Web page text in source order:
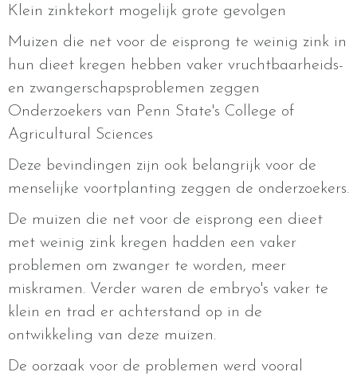
Klein zinktekort mogelijk grote gevolgen
Muizen die net voor de eisprong te weinig zink in
hun dieet kregen hebben vaker vruchtbaarheids-
en zwangerschapsproblemen zeggen
Onderzoekers van Penn State's College of
Agricultural Sciences
Deze bevindingen zijn ook belangrijk voor de
menselijke voortplanting zeggen de onderzoekers.
De muizen die net voor de eisprong een dieet
met weinig zink kregen hadden een vaker
problemen om zwanger te worden, meer
miskramen. Verder waren de embryo's vaker te
klein en trad er achterstand op in de
ontwikkeling van deze muizen.
De oorzaak voor de problemen werd vooral